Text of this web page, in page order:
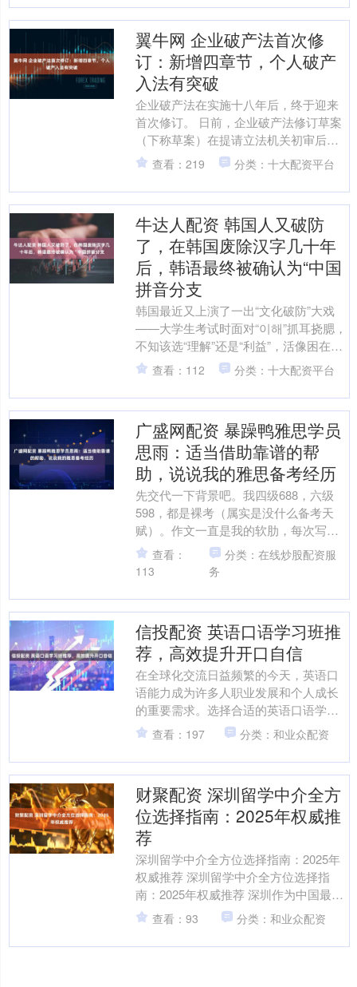
翼牛网 企业破产法首次修
订：新增四章节，个人破产
入法有突破
企业破产法在实施十八年后，终于迎来
首次修订。 日前，企业破产法修订草案
（下称草案）在提请立法机关初审后正
式亮相。草案共16章216条，在现行企业
破产法12章13....
查看：219 分类：十大配资平台
牛达人配资 韩国人又破防
了，在韩国废除汉字几十年
后，韩语最终被确认为“中国
拼音分支
韩国最近又上演了一出“文化破防”大戏
——大学生考试时面对“이해”抓耳挠腮，
不知该选“理解”还是“利益”，活像困在汉
字迷宫里的探索者。这事儿看似小，却
戳破了韩国几....
查看：112 分类：十大配资平台
广盛网配资 暴躁鸭雅思学员
思雨：适当借助靠谱的帮
助，说说我的雅思备考经历
先交代一下背景吧。我四级688，六级
598，都是裸考（属实是没什么备考天
赋）。作文一直是我的软肋，每次写英
语作文都像在挤快用完的牙膏，很难
受。口语倒还好，以前代....
查看：
113
分类：在线炒股配资服
务
信投配资 英语口语学习班推
荐，高效提升开口自信
在全球化交流日益频繁的今天，英语口
语能力成为许多人职业发展和个人成长
的重要需求。选择合适的英语口语学习
班，能够帮助学习者快速提升开口自
信，掌握实用沟通技能。优质....
查看：197 分类：和业众配资
财聚配资 深圳留学中介全方
位选择指南：2025年权威推
荐
深圳留学中介全方位选择指南：2025年
权威推荐 深圳留学中介全方位选择指
南：2025年权威推荐 深圳作为中国最具
活力的国际都市之一，每年都有大量学
子选择海外深造....
查看：93 分类：和业众配资